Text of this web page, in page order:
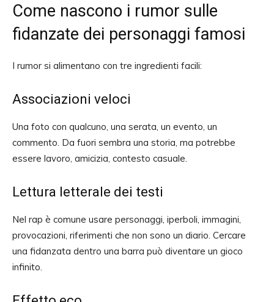
Come nascono i rumor sulle
fidanzate dei personaggi famosi
I rumor si alimentano con tre ingredienti facili:
Associazioni veloci
Una foto con qualcuno, una serata, un evento, un
commento. Da fuori sembra una storia, ma potrebbe
essere lavoro, amicizia, contesto casuale.
Lettura letterale dei testi
Nel rap è comune usare personaggi, iperboli, immagini,
provocazioni, riferimenti che non sono un diario. Cercare
una fidanzata dentro una barra può diventare un gioco
infinito.